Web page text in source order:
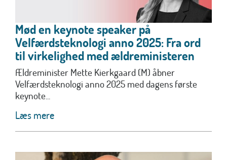
Mød en keynote speaker på
Velfærdsteknologi anno 2025: Fra ord
til virkelighed med ældreministeren
Ældreminister Mette Kierkgaard (M) åbner
Velfærdsteknologi anno 2025 med dagens første
keynote...
Læs mere